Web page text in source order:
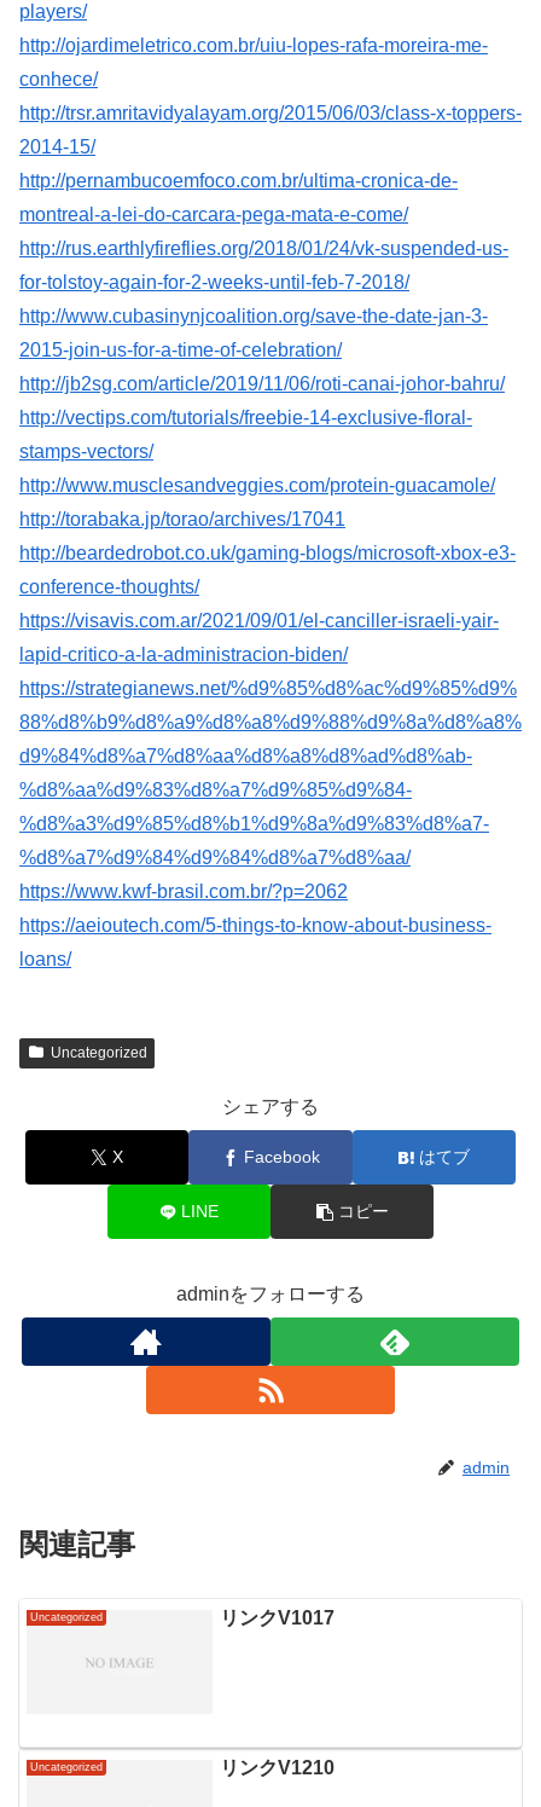
players/
http://ojardimeletrico.com.br/uiu-lopes-rafa-moreira-me-
conhece/
http://trsr.amritavidyalayam.org/2015/06/03/class-x-toppers-
2014-15/
http://pernambucoemfoco.com.br/ultima-cronica-de-
montreal-a-lei-do-carcara-pega-mata-e-come/
http://rus.earthlyfireflies.org/2018/01/24/vk-suspended-us-
for-tolstoy-again-for-2-weeks-until-feb-7-2018/
http://www.cubasinynjcoalition.org/save-the-date-jan-3-
2015-join-us-for-a-time-of-celebration/
http://jb2sg.com/article/2019/11/06/roti-canai-johor-bahru/
http://vectips.com/tutorials/freebie-14-exclusive-floral-
stamps-vectors/
http://www.musclesandveggies.com/protein-guacamole/
http://torabaka.jp/torao/archives/17041
http://beardedrobot.co.uk/gaming-blogs/microsoft-xbox-e3-
conference-thoughts/
https://visavis.com.ar/2021/09/01/el-canciller-israeli-yair-
lapid-critico-a-la-administracion-biden/
https://strategianews.net/%d9%85%d8%ac%d9%85%d9%
88%d8%b9%d8%a9%d8%a8%d9%88%d9%8a%d8%a8%
d9%84%d8%a7%d8%aa%d8%a8%d8%ad%d8%ab-
%d8%aa%d9%83%d8%a7%d9%85%d9%84-
%d8%a3%d9%85%d8%b1%d9%8a%d9%83%d8%a7-
%d8%a7%d9%84%d9%84%d8%a7%d8%aa/
https://www.kwf-brasil.com.br/?p=2062
https://aeioutech.com/5-things-to-know-about-business-
loans/
Uncategorized
シェアする
X Facebook はてブ
LINE コピー
adminをフォローする
admin
関連記事
Uncategorized リンクV1017
Uncategorized リンクV1210